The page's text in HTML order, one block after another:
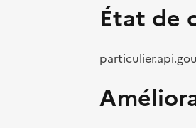
État de